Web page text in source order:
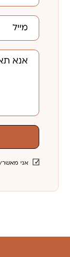
אני מאשר/